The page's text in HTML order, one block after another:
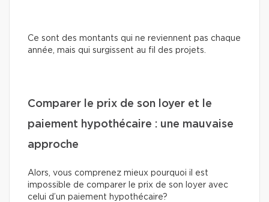
Ce sont des montants qui ne reviennent pas chaque
année, mais qui surgissent au fil des projets.
Comparer le prix de son loyer et le
paiement hypothécaire : une mauvaise
approche
Alors, vous comprenez mieux pourquoi il est
impossible de comparer le prix de son loyer avec
celui d’un paiement hypothécaire?